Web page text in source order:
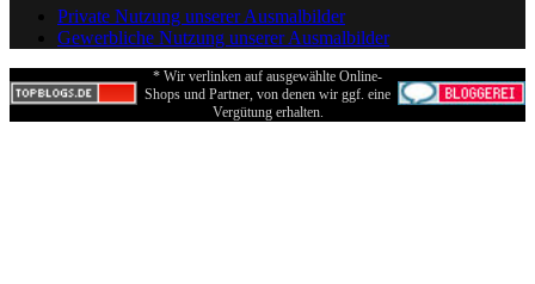
Private Nutzung unserer Ausmalbilder
Gewerbliche Nutzung unserer Ausmalbilder
* Wir verlinken auf ausgewählte Online-
Shops und Partner, von denen wir ggf. eine
Vergütung erhalten.